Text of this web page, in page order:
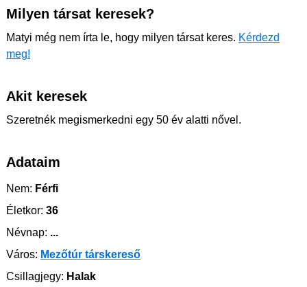
Milyen társat keresek?
Matyi még nem írta le, hogy milyen társat keres. Kérdezd
meg!
Akit keresek
Szeretnék megismerkedni egy 50 év alatti nővel.
Adataim
Nem: Férfi
Életkor: 36
Névnap: ...
Város: Mezőtúr társkereső
Csillagjegy: Halak